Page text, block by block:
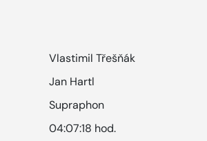
Vlastimil Třešňák
Jan Hartl
Supraphon
04:07:18 hod.